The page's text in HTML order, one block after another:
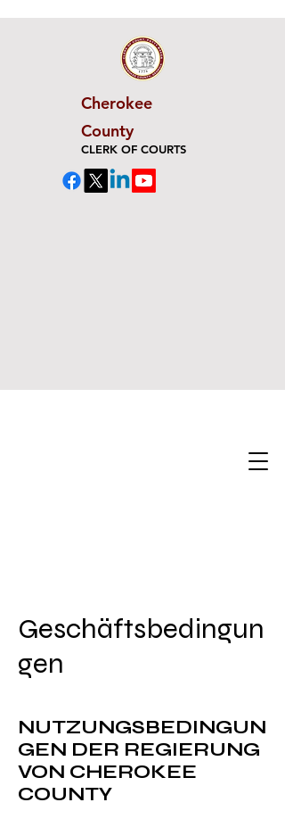
Cherokee
County
CLERK OF COURTS
Geschäftsbedingun
gen
NUTZUNGSBEDINGUN
GEN DER REGIERUNG
VON CHEROKEE
COUNTY